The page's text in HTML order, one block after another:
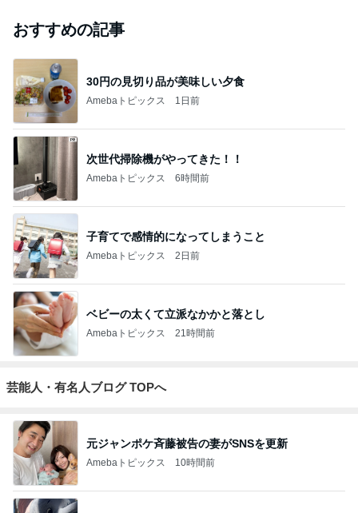
おすすめの記事
30円の見切り品が美味しい夕食
Amebaトピックス 1日前
次世代掃除機がやってきた！！
Amebaトピックス 6時間前
子育てで感情的になってしまうこと
Amebaトピックス 2日前
ベビーの太くて立派なかかと落とし
Amebaトピックス 21時間前
芸能人・有名人ブログ TOPへ
元ジャンポケ斉藤被告の妻がSNSを更新
Amebaトピックス 10時間前